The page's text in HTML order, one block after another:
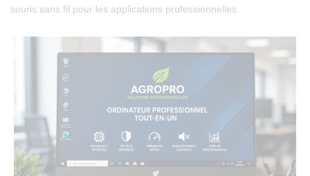
souris sans fil pour les applications professionnelles.